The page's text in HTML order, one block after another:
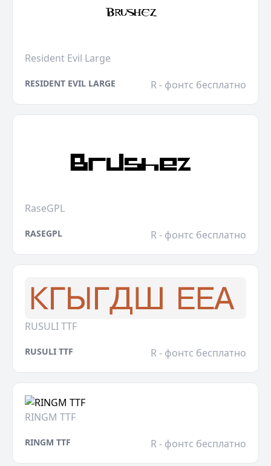
Resident Evil Large
RESIDENT EVIL LARGE R - фонтс бесплатно
RaseGPL
RASEGPL R - фонтс бесплатно
RUSULI TTF
RUSULI TTF R - фонтс бесплатно
RINGM TTF
RINGM TTF R - фонтс бесплатно